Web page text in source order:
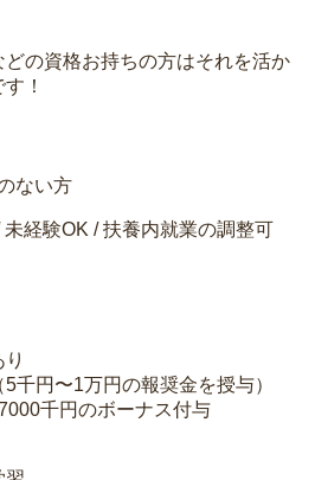
の資格お持ちの方はそれを活か
！
ない方
経験OK / 扶養内就業の調整可
千円〜1万円の報奨金を授与）
千円のボーナス付与